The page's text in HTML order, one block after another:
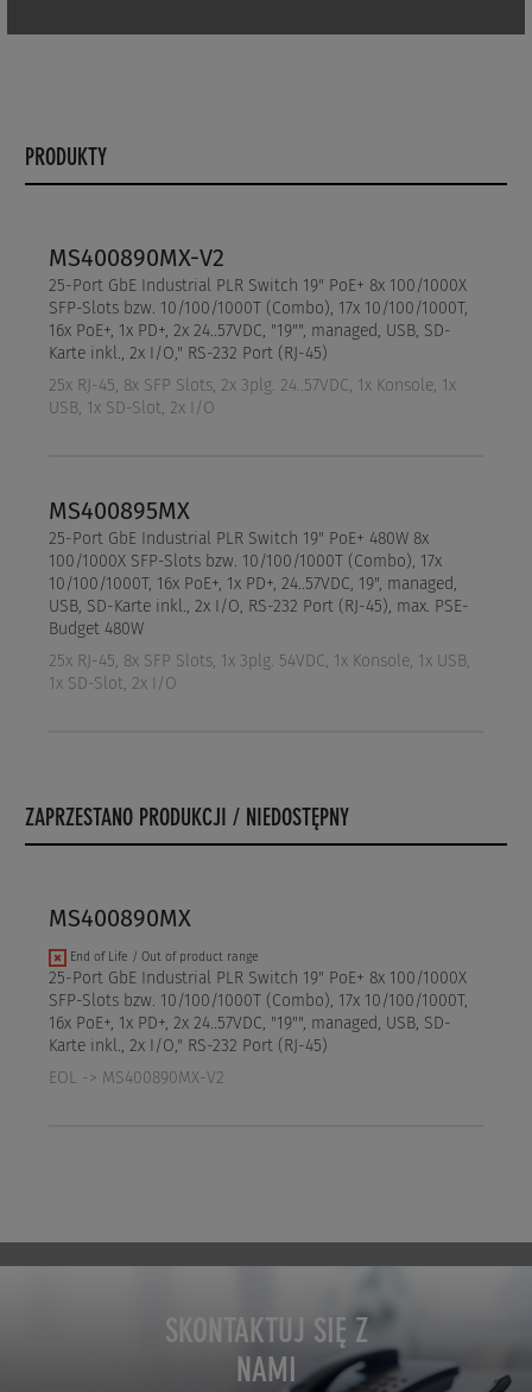
PRODUKTY
MS400890MX-V2
25-Port GbE Industrial PLR Switch 19" PoE+ 8x 100/1000X
SFP-Slots bzw. 10/100/1000T (Combo), 17x 10/100/1000T,
16x PoE+, 1x PD+, 2x 24..57VDC, "19"", managed, USB, SD-
Karte inkl., 2x I/O," RS-232 Port (RJ-45)
25x RJ-45, 8x SFP Slots, 2x 3plg. 24..57VDC, 1x Konsole, 1x
USB, 1x SD-Slot, 2x I/O
MS400895MX
25-Port GbE Industrial PLR Switch 19" PoE+ 480W 8x
100/1000X SFP-Slots bzw. 10/100/1000T (Combo), 17x
10/100/1000T, 16x PoE+, 1x PD+, 24..57VDC, 19", managed,
USB, SD-Karte inkl., 2x I/O, RS-232 Port (RJ-45), max. PSE-
Budget 480W
25x RJ-45, 8x SFP Slots, 1x 3plg. 54VDC, 1x Konsole, 1x USB,
1x SD-Slot, 2x I/O
ZAPRZESTANO PRODUKCJI / NIEDOSTĘPNY
MS400890MX
End of Life / Out of product range
25-Port GbE Industrial PLR Switch 19" PoE+ 8x 100/1000X
SFP-Slots bzw. 10/100/1000T (Combo), 17x 10/100/1000T,
16x PoE+, 1x PD+, 2x 24..57VDC, "19"", managed, USB, SD-
Karte inkl., 2x I/O," RS-232 Port (RJ-45)
EOL -> MS400890MX-V2
SKONTAKTUJ SIĘ Z
NAMI